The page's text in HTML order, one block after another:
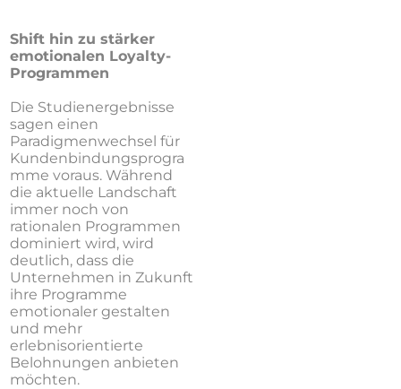
Shift hin zu stärker
emotionalen Loyalty-
Programmen
Die Studienergebnisse
sagen einen
Paradigmenwechsel für
Kundenbindungsprogra
mme voraus. Während
die aktuelle Landschaft
immer noch von
rationalen Programmen
dominiert wird, wird
deutlich, dass die
Unternehmen in Zukunft
ihre Programme
emotionaler gestalten
und mehr
erlebnisorientierte
Belohnungen anbieten
möchten.